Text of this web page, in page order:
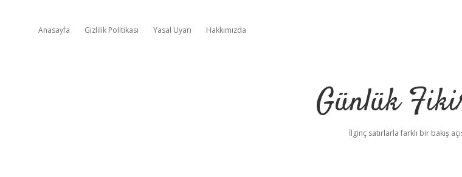
Anasayfa Gizlilik Politikası Yasal Uyarı Hakkımızda
Günlük
İlginç satırlarla farklı bir bakış